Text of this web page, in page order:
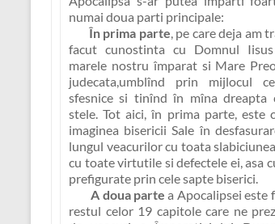
numai doua parti principale:
În prima parte, pe care deja am
facut cunostinta cu Domnul
marele nostru împarat si Mare
judecata,umblînd prin mijlocul
sfesnice si tinînd în mîna dreapta
stele. Tot aici, în prima parte, este
imaginea bisericii Sale în
lungul veacurilor cu toata
cu toate virtutile si defectele ei, asa
prefigurate prin cele sapte biserici.
A doua parte a Apocalipsei este
restul celor 19 capitole care ne